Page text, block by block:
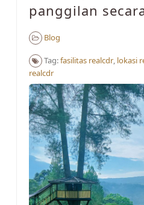
panggilan
Blog
Tag:fasilitas realcdr, lokasi
realcdr